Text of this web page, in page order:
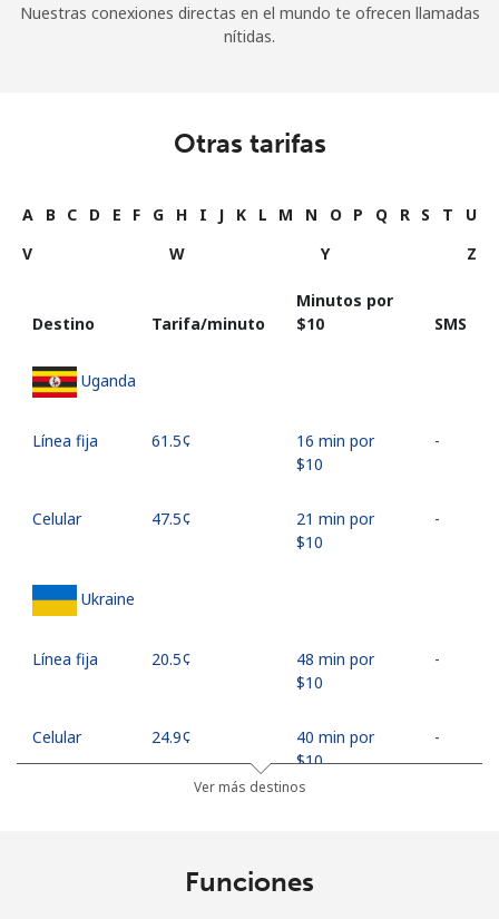
Nuestras conexiones directas en el mundo te ofrecen llamadas
nítidas.
Otras tarifas
A B C D E F G H I J K L M N O P Q R S T
U
V
W Y Z
Destino Tarifa/minuto
Minutos por
⁦$10⁩
SMS
Uganda
Línea fija ⁦61.5¢⁩
16 min por
⁦$10⁩
-
Celular ⁦47.5¢⁩
21 min por
⁦$10⁩
-
Ukraine
Línea fija ⁦20.5¢⁩
48 min por
⁦$10⁩
-
Celular ⁦24.9¢⁩
40 min por
⁦$10⁩
-
⁦22.9¢⁩
43 min por
Ver más destinos
Funciones